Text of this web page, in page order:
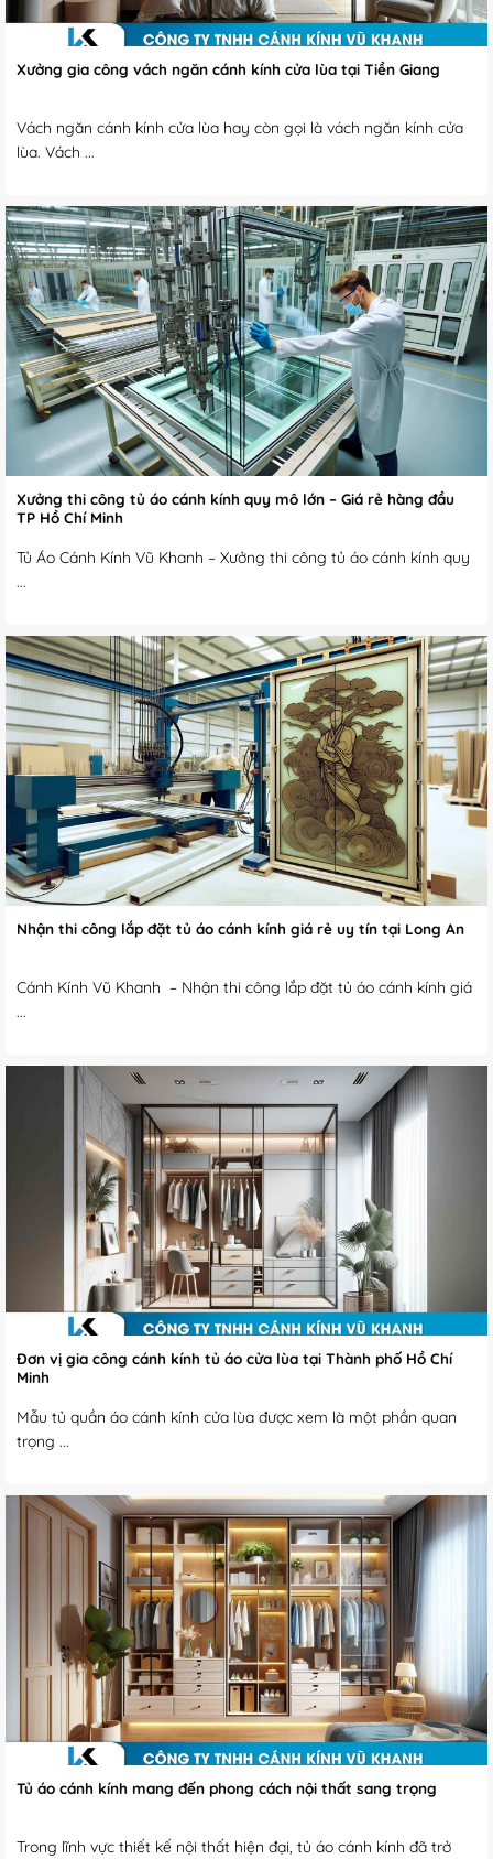
Xưởng gia công vách ngăn cánh kính cửa lùa tại Tiền Giang
Vách ngăn cánh kính cửa lùa hay còn gọi là vách ngăn kính cửa
lùa. Vách ...
Xưởng thi công tủ áo cánh kính quy mô lớn – Giá rẻ hàng đầu
TP Hồ Chí Minh
Tủ Áo Cánh Kính Vũ Khanh – Xưởng thi công tủ áo cánh kính quy
...
Nhận thi công lắp đặt tủ áo cánh kính giá rẻ uy tín tại Long An
Cánh Kính Vũ Khanh – Nhận thi công lắp đặt tủ áo cánh kính giá
...
Đơn vị gia công cánh kính tủ áo cửa lùa tại Thành phố Hồ Chí
Minh
Mẫu tủ quần áo cánh kính cửa lùa được xem là một phần quan
trọng ...
Tủ áo cánh kính mang đến phong cách nội thất sang trọng
Trong lĩnh vực thiết kế nội thất hiện đại, tủ áo cánh kính đã trở